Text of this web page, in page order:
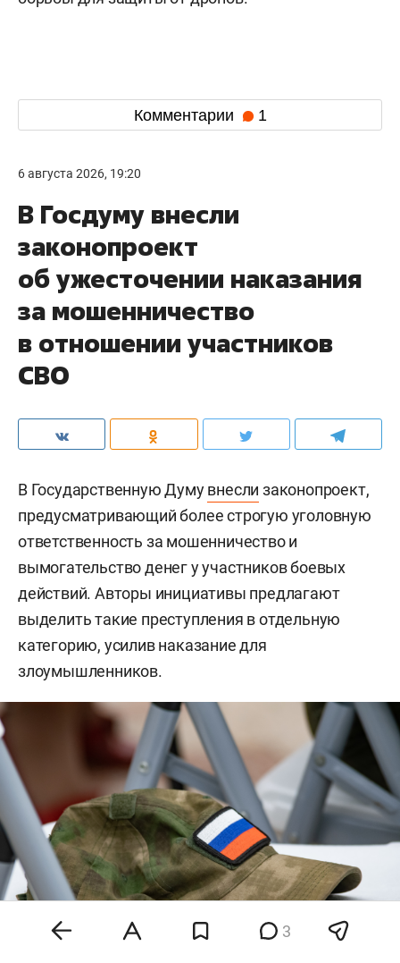
Комментарии 1
6 августа 2026, 19:20
В Госдуму внесли
законопроект
об ужесточении наказания
за мошенничество
в отношении участников
СВО
В Государственную Думувнесли законопроект,
предусматривающий более строгую уголовную
ответственность за мошенничество и
вымогательство денег у участников боевых
действий. Авторы инициативы предлагают
выделить такие преступления в отдельную
категорию, усилив наказание для
злоумышленников.
3